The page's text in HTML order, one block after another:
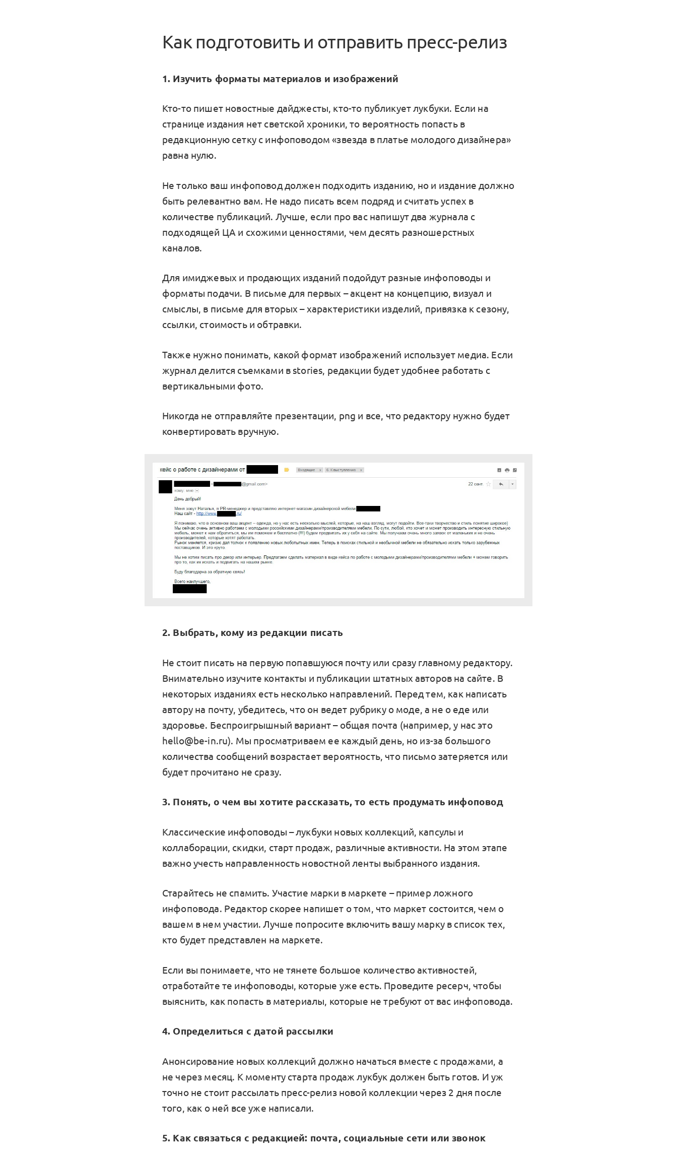
Как подготовить и отправить пресс-релиз
1. Изучить форматы материалов и изображений
Кто-то пишет новостные дайджесты, кто-то публикует лукбуки. Если на
странице издания нет светской хроники, то вероятность попасть в
редакционную сетку с инфоповодом «звезда в платье молодого дизайнера»
равна нулю.
Не только ваш инфоповод должен подходить изданию, но и издание должно
быть релевантно вам. Не надо писать всем подряд и считать успех в
количестве публикаций. Лучше, если про вас напишут два журнала с
подходящей ЦА и схожими ценностями, чем десять разношерстных
каналов.
Для имиджевых и продающих изданий подойдут разные инфоповоды и
форматы подачи. В письме для первых – акцент на концепцию, визуал и
смыслы, в письме для вторых – характеристики изделий, привязка к сезону,
ссылки, стоимость и обтравки.
Также нужно понимать, какой формат изображений использует медиа. Если
журнал делится съемками в stories, редакции будет удобнее работать с
вертикальными фото.
Никогда не отправляйте презентации, png и все, что редактору нужно будет
конвертировать вручную.
2. Выбрать, кому из редакции писать
Не стоит писать на первую попавшуюся почту или сразу главному редактору.
Внимательно изучите контакты и публикации штатных авторов на сайте. В
некоторых изданиях есть несколько направлений. Перед тем, как написать
автору на почту, убедитесь, что он ведет рубрику о моде, а не о еде или
здоровье. Беспроигрышный вариант – общая почта (например, у нас это
hello@be-in.ru). Мы просматриваем ее каждый день, но из-за большого
количества сообщений возрастает вероятность, что письмо затеряется или
будет прочитано не сразу.
3. Понять, о чем вы хотите рассказать, то есть продумать инфоповод
Классические инфоповоды – лукбуки новых коллекций, капсулы и
коллаборации, скидки, старт продаж, различные активности. На этом этапе
важно учесть направленность новостной ленты выбранного издания.
Старайтесь не спамить. Участие марки в маркете – пример ложного
инфоповода. Редактор скорее напишет о том, что маркет состоится, чем о
вашем в нем участии. Лучше попросите включить вашу марку в список тех,
кто будет представлен на маркете.
Если вы понимаете, что не тянете большое количество активностей,
отработайте те инфоповоды, которые уже есть. Проведите ресерч, чтобы
выяснить, как попасть в материалы, которые не требуют от вас инфоповода.
4. Определиться с датой рассылки
Анонсирование новых коллекций должно начаться вместе с продажами, а
не через месяц. К моменту старта продаж лукбук должен быть готов. И уж
точно не стоит рассылать пресс-релиз новой коллекции через 2 дня после
того, как о ней все уже написали.
5. Как связаться с редакцией: почта, социальные сети или звонок